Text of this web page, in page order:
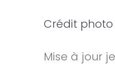
Crédit photo
Mise à jour